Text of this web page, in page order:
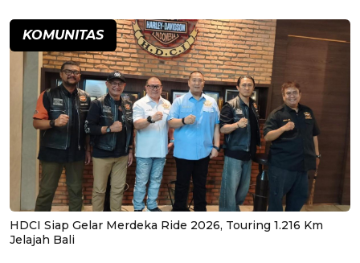
KOMUNITAS
HDCI Siap Gelar Merdeka Ride 2026, Touring 1.216 Km
Jelajah Bali